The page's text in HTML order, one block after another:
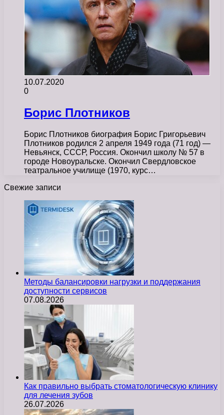
10.07.2020
0
Борис Плотников
Борис Плотников биография Борис Григорьевич
Плотников родился 2 апреля 1949 года (71 год) —
Невьянск, СССР, Россия. Окончил школу № 57 в
городе Новоуральске. Окончил Свердловское
театральное училище (1970, курс…
Свежие записи
Методы балансировки нагрузки и поддержания
доступности сервисов
07.08.2026
Как правильно выбрать стоматологическую клинику
для лечения зубов
26.07.2026